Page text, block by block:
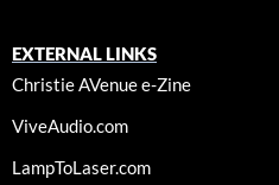
EXTERNAL LINKS
Christie AVenue e-Zine
ViveAudio.com
LampToLaser.com